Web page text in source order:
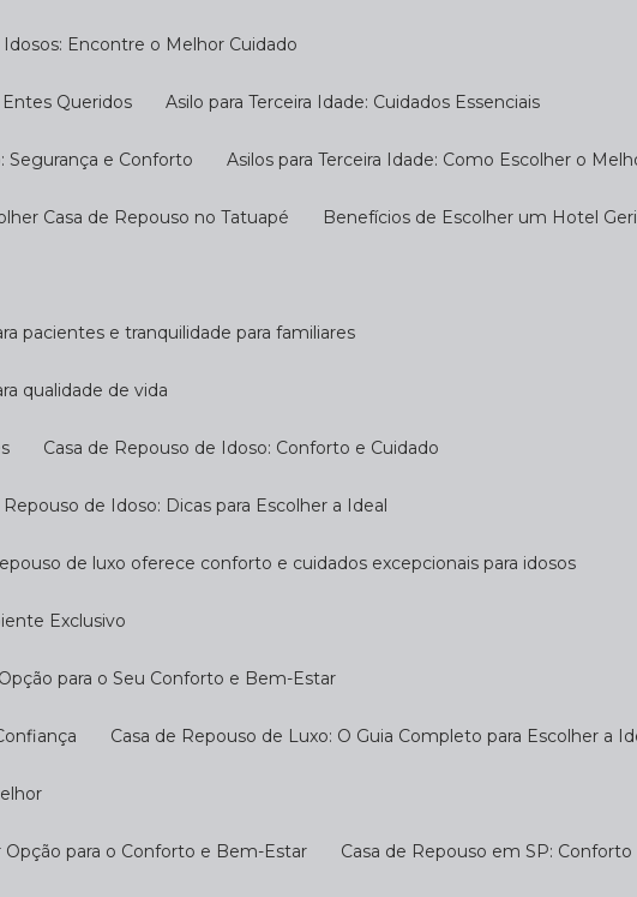
Idosos: Encontre o Melhor Cuidado
Entes Queridos Asilo para Terceira Idade: Cuidados Essenciais
Segurança e Conforto Asilos para Terceira Idade: Como Escolher o
Casa de Repouso no Tatuapé Benefícios de Escolher um Hotel
pacientes e tranquilidade para familiares
qualidade de vida
Casa de Repouso de Idoso: Conforto e Cuidado
Repouso de Idoso: Dicas para Escolher a Ideal
repouso de luxo oferece conforto e cuidados excepcionais para idosos
Exclusivo
para o Seu Conforto e Bem-Estar
Casa de Repouso de Luxo: O Guia Completo para Escolher a
Opção para o Conforto e Bem-Estar Casa de Repouso em SP: